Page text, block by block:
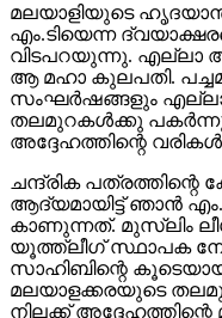
മലയാളിയുടെ
എം.ടിയെന്ന
വിടപറയുന്നു. എല്ലാ
ആ മഹാ കുലപതി.
സംഘര്‍ഷങ്ങളും
തലമുറകള്‍ക്കു
അദ്ദേഹത്തിന്റെ
ചന്ദ്രിക പത്രത്തിന്റെ
ആദ്യമായിട്ട് ഞാന്‍
കാണുന്നത്. മുസ്ലിം
യൂത്ത്ലീഗ് സ്ഥാപക
സാഹിബിന്റെ
മലയാളക്കരയുടെ
നിലക്ക് അദ്ദേഹത്തിന്റെ